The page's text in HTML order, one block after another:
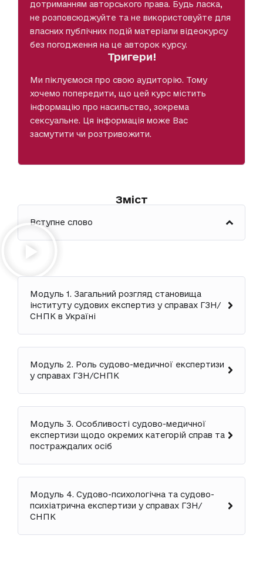
дотриманням авторського права. Будь ласка,
не розповсюджуйте та не використовуйте для
власних публічних подій матеріали відеокурсу
без погодження на це авторок курсу.
Тригери!
Ми піклуємося про свою аудиторію. Тому
хочемо попередити, що цей курс містить
інформацію про насильство, зокрема
сексуальне. Ця інформація може Вас
засмутити чи розтривожити.
Зміст
Вступне слово
Модуль 1. Загальний розгляд становища
інституту судових експертиз у справах ГЗН/
СНПК в Україні
Модуль 2. Роль судово-медичної експертизи
у справах ГЗН/СНПК
Модуль 3. Особливості судово-медичної
експертизи щодо окремих категорій справ та
постраждалих осіб
Модуль 4. Судово-психологічна та судово-
психіатрична експертизи у справах ГЗН/
СНПК